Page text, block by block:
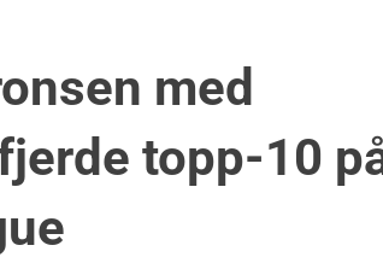
med
topp-10